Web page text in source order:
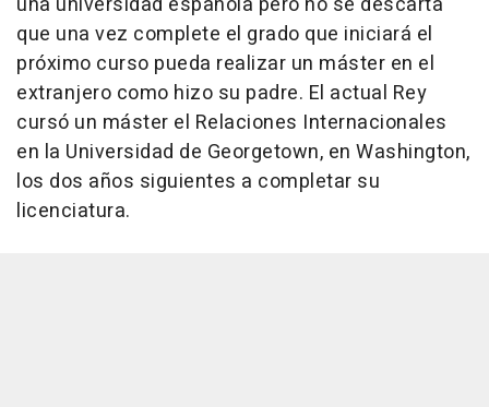
que una vez complete el grado que iniciará el
próximo curso pueda realizar un máster en el
extranjero como hizo su padre. El actual Rey
cursó un máster el Relaciones Internacionales
en la Universidad de Georgetown, en Washington,
los dos años siguientes a completar su
licenciatura.